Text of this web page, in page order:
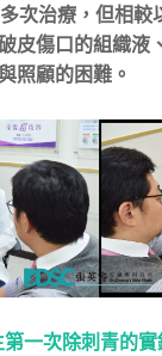
次治療，但相較
皮傷口的組織液
照顧的困難。
一次除刺青的